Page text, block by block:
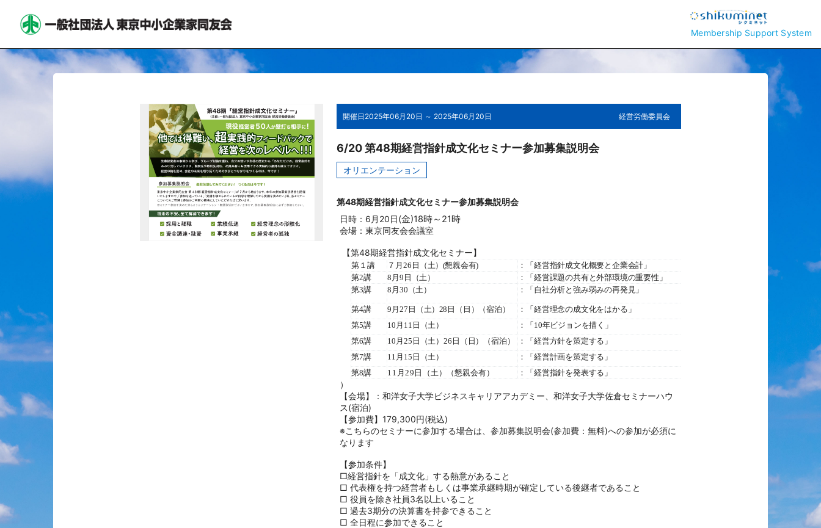
Membership Support System
開催日 2025年06月20日 ～ 2025年06月20日 経営労働委員会
6/20 第48期経営指針成文化セミナー参加募集説明会
オリエンテーション
第48期経営指針成文化セミナー参加募集説明会
日時：6月20日(金)18時～ 21時
会場：東京同友会会議室
【第48期経営指針成文化セミナー】
第１講 ７ 月26 日（土） (懇親会有)
：「経営指針成文化概要と企業会計」
第2講 8月 9 日 （土）
：「経営課題の共有と外部環境の重要性」
第3講
8月30 （土） ：「自社分析と強み弱みの再発見」
第4講 9月27 日（土）28 日（日）（宿泊 ）
：「経営理念の成文化をはかる」
第5講
10月 11 日（土） ：「 10年ビジョンを描く」
第6講
10月25 日（土）26 日（日）（宿泊 ）
：「経営方針を策定する」
第7講
11月15 日（土）
：「経営計画を策定する」
第8講
11月29 日 （土）（懇親会有） ：「経営指針を発表する」
）
【会場】：和洋女子大学ビジネスキャリアアカデミー、和洋女子大学佐倉セミナーハウ
ス(宿泊)
【参加費】179,300円(税込)
※こちらのセミナーに参加する場合は、参加募集説明会(参加費：無料)への参加が必須に
なります
【参加条件】
□経営指針を「成文化」する熱意があること
□ 代表権を持つ経営者もしくは事業承継時期が確定している後継者であること
□ 役員を除き社員3名以上いること
□ 過去3期分の決算書を持参できること
□ 全日程に参加できること